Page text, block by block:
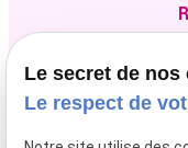
Le secret de nos
Le respect de